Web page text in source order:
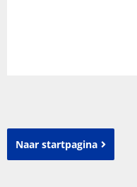
Naar startpagina